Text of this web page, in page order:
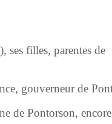
ses filles, parentes de
gouverneur de
de Pontorson,